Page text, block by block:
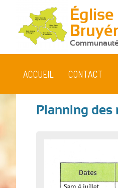
ACCUEIL CONTACT
Planning